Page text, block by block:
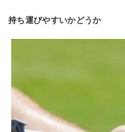
持ち運びやすいかどうか